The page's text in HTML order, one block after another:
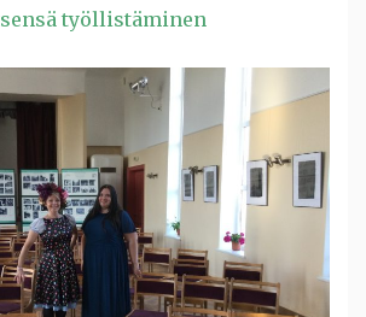
työllistäminen